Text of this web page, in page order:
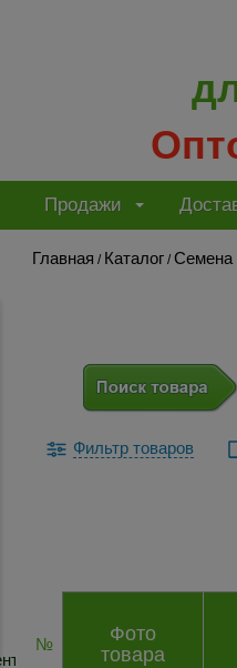
Продажи
Главная / Каталог /Семена
Фильтр товаров
№
Фото
товара